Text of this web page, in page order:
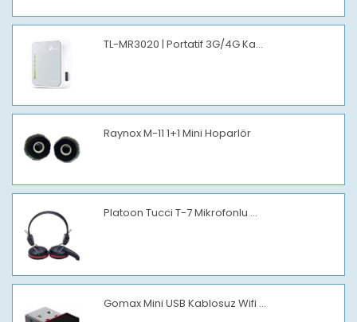
TL-MR3020 | Portatif 3G/4G Ka...
Raynox M-11 1+1 Mini Hoparlör
Platoon Tucci T-7 Mikrofonlu ...
Gomax Mini USB Kablosuz Wifi ...